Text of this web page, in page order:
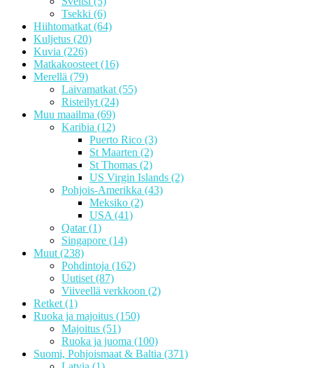
Tsekki (6)
Hiihtomatkat (64)
Kuljetus (20)
Kuvia (226)
Matkakoosteet (16)
Merellä (79)
Laivamatkat (55)
Risteilyt (24)
Muu maailma (69)
Karibia (12)
Puerto Rico (3)
St Maarten (2)
St Thomas (2)
US Virgin Islands (2)
Pohjois-Amerikka (43)
Meksiko (2)
USA (41)
Qatar(1)
Singapore (14)
Muut (238)
Pohdintoja (162)
Uutiset (87)
Viiveellä verkkoon (2)
Retket (1)
Ruoka ja majoitus (150)
Majoitus (51)
Ruoka ja juoma (100)
Suomi, Pohjoismaat & Baltia (371)